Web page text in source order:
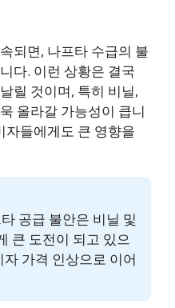
되면, 나프타 수급의 불
다. 이런 상황은 결국
릴 것이며, 특히 비닐,
올라갈 가능성이 큽니
자들에게도 큰 영향을
공급 불안은 비닐 및
큰 도전이 되고 있으
가격 인상으로 이어